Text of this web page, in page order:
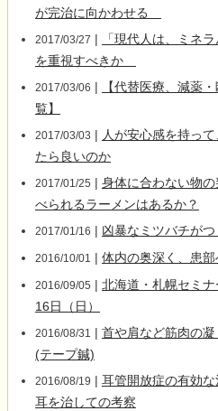
が完治に向かわせる
2017/03/27 |
「現代人は、ミネ
を重視すべきか
2017/03/06 |
【代替医療、減薬
覧】
2017/03/03 | 人が安心感を持っ
たら良いのか
2017/01/25 | 身体に合わない物
べられるラーメンはあるか？
2017/01/16 | 凶暴なミツバチがつ
2016/10/01 | 体内の奥深く、患
2016/09/05 | 北海道・札幌セミ
16日（日）
2016/08/31 | 首や肩など筋肉の
(テープ鍼)
2016/08/19 | 耳管開放症の有効
耳を治しての考察